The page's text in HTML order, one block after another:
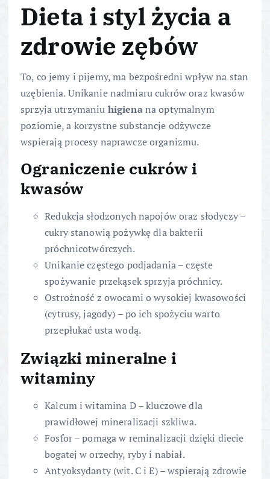
Dieta i styl życia a
zdrowie zębów
To, co jemy i pijemy, ma bezpośredni wpływ na stan
uzębienia. Unikanie nadmiaru cukrów oraz kwasów
sprzyja utrzymaniu higienana optymalnym
poziomie, a korzystne substancje odżywcze
wspierają procesy naprawcze organizmu.
Ograniczenie cukrów i
kwasów
Redukcja słodzonych napojów oraz słodyczy –
cukry stanowią pożywkę dla bakterii
próchnicotwórczych.
Unikanie częstego podjadania – częste
spożywanie przekąsek sprzyja próchnicy.
Ostrożność z owocami o wysokiej kwasowości
(cytrusy, jagody) – po ich spożyciu warto
przepłukać usta wodą.
Związki mineralne i
witaminy
Kalcum i witamina D – kluczowe dla
prawidłowej mineralizacji szkliwa.
Fosfor – pomaga w reminalizacji dzięki diecie
bogatej w orzechy, ryby i nabiał.
Antyoksydanty (wit. C i E) – wspierają zdrowie